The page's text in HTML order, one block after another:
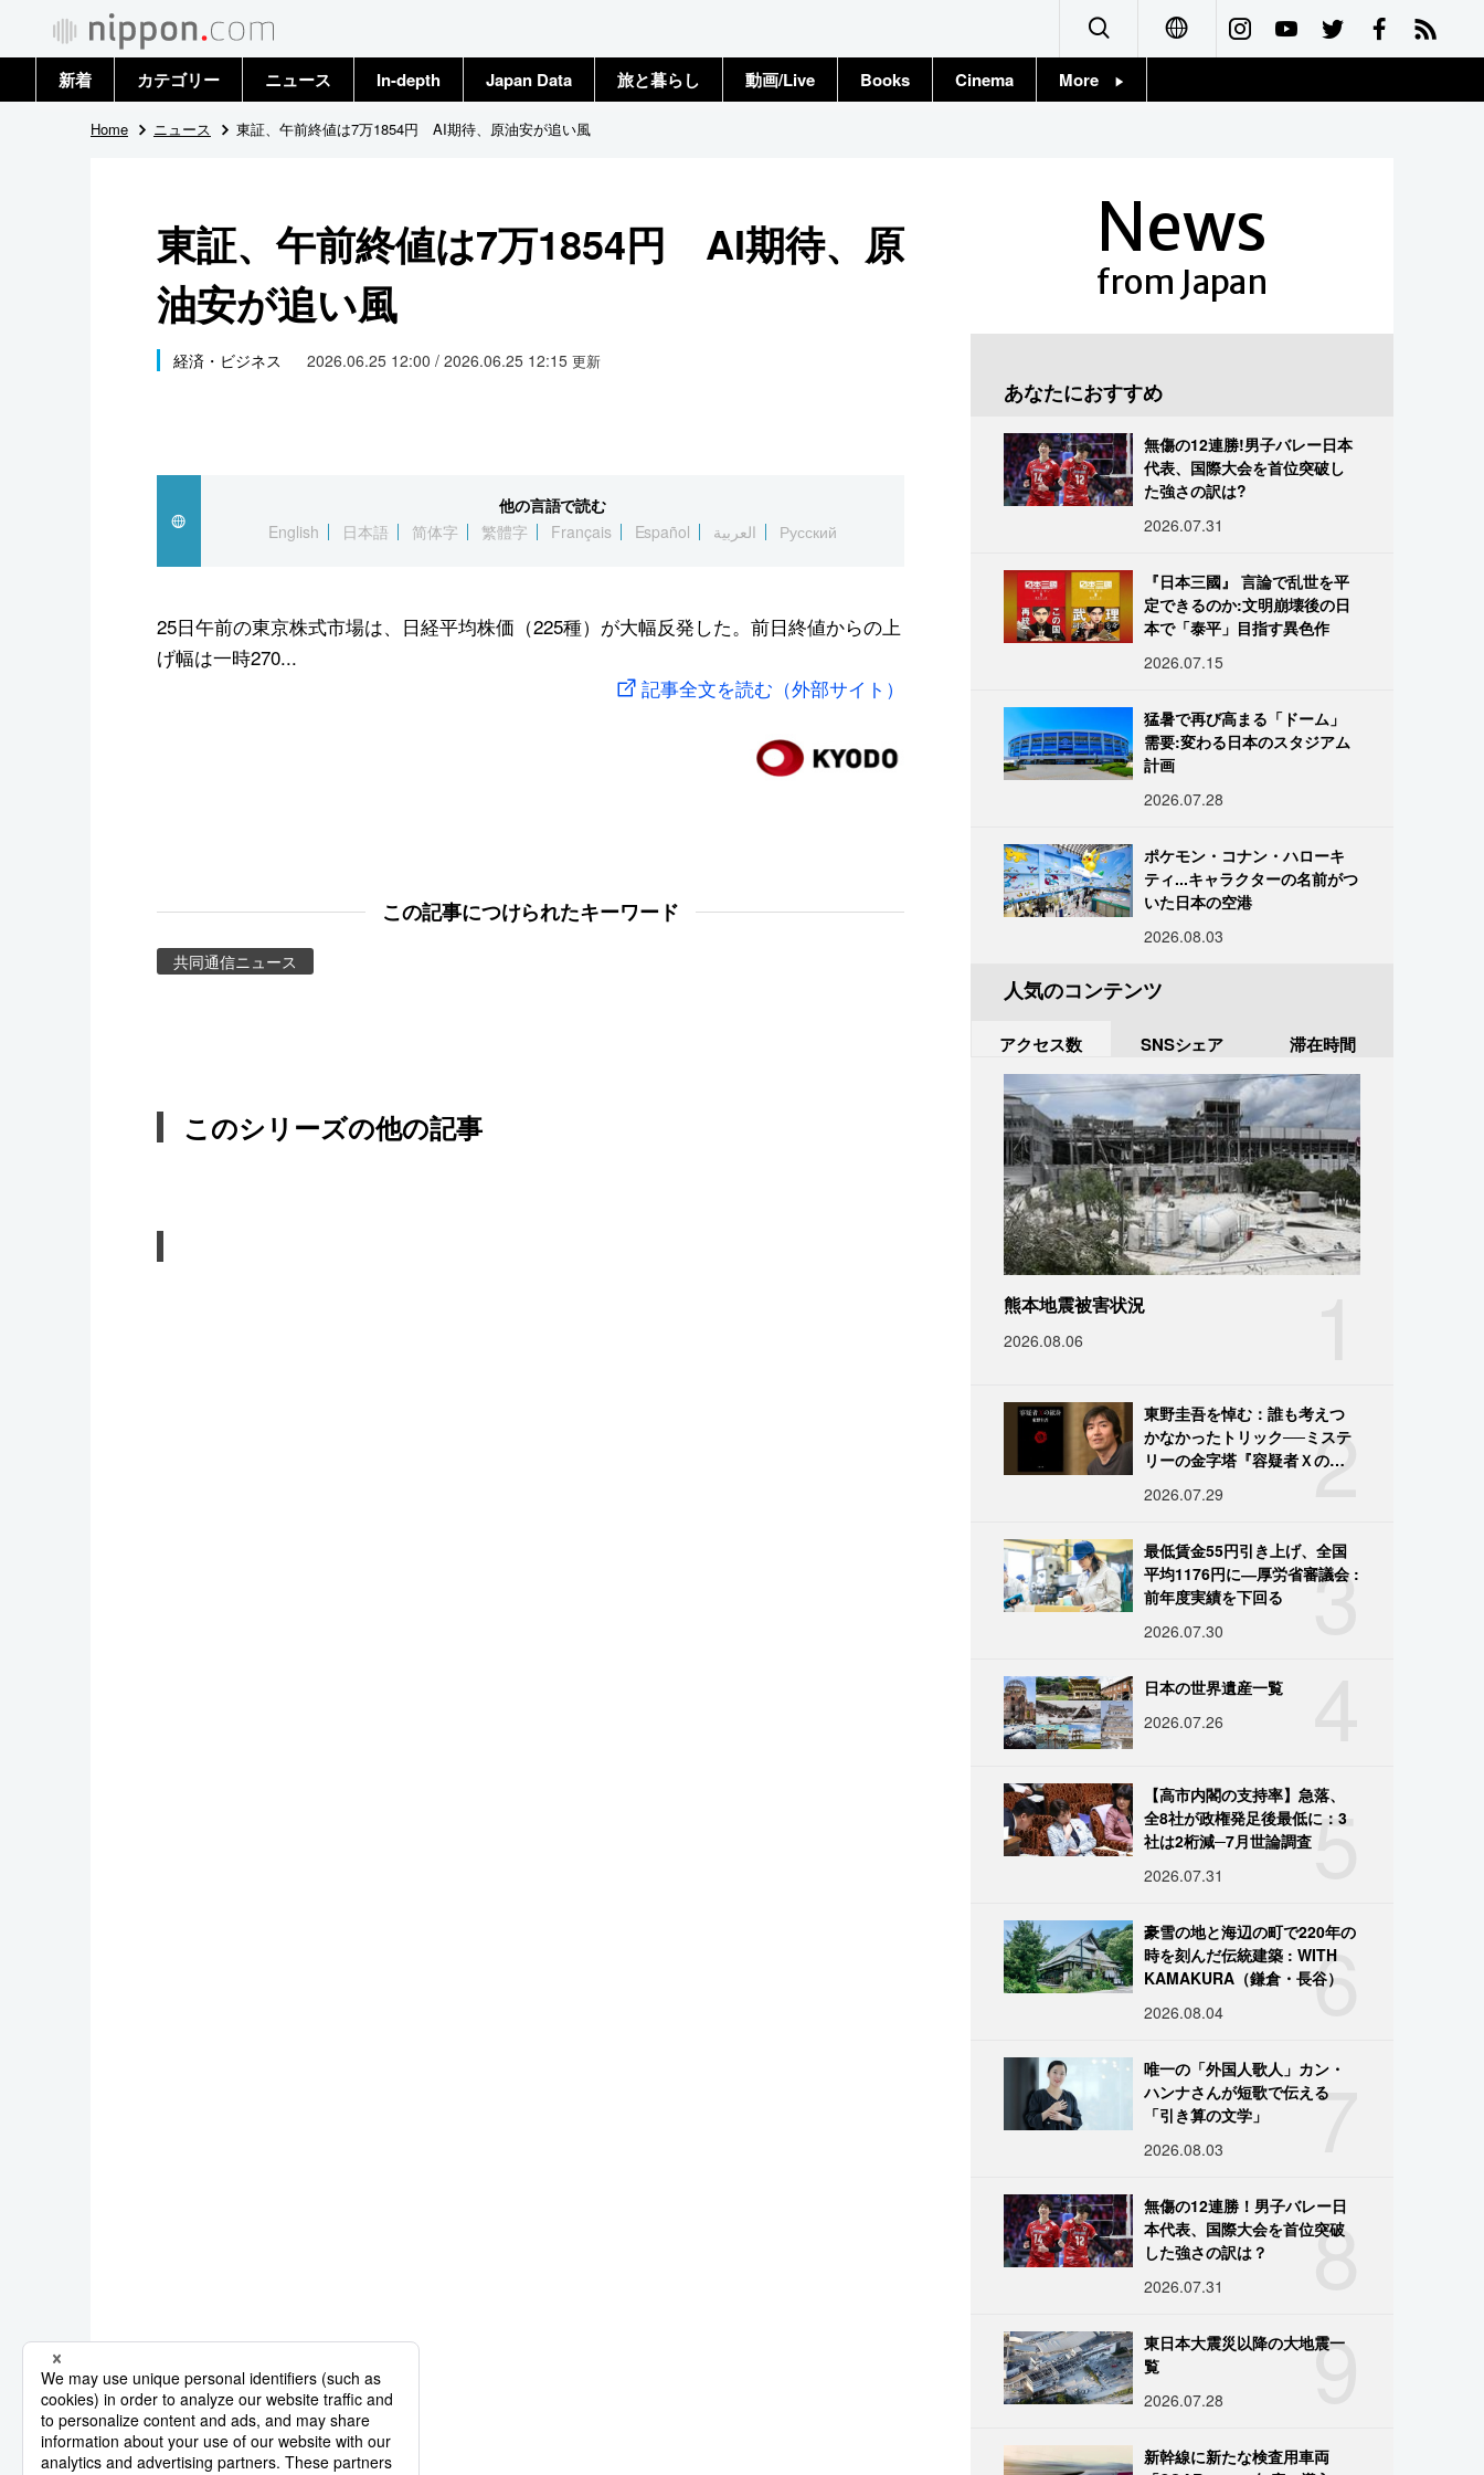
Français
新着 カテゴリー
政治・外交
国際
社会
文化
スポーツ・東京2020
ニュース
トップ
In-depth Japan Data 旅と暮らし 動画/Live Books Cinema More
Home ニュース 東証、午前終値は7万1854円 AI期待、原油安が追い風
東証、午前終値は7万1854円 AI期待、原
油安が追い風
経済・ビジネス 2026.06.25 12:00 / 2026.06.25 12:15 更新
他の言語で読む
English
日本語 简体字 繁體字 Français Español العربية Русский
25日午前の東京株式市場は、日経平均株価（225種）が大幅反発した。前日終値からの上
げ幅は一時270...
記事全文を読む（外部サイト）
この記事につけられたキーワード
共同通信ニュース
このシリーズの他の記事
News
from Japan
あなたにおすすめ
無傷の12連勝!男子バレー日本
代表、国際大会を首位突破し
た強さの訳は?
2026.07.31
『日本三國』 言論で乱世を平
定できるのか:文明崩壊後の日
本で「泰平」目指す異色作
2026.07.15
猛暑で再び高まる「ドーム」
需要:変わる日本のスタジアム
計画
2026.07.28
ポケモン・コナン・ハローキ
ティ...キャラクターの名前がつ
いた日本の空港
2026.08.03
人気のコンテンツ
アクセス数 SNSシェア 滞在時間
熊本地震被害状況
2026.08.06
2
東野圭吾を悼む：誰も考えつ
かなかったトリック──ミステ
リーの金字塔『容疑者Ｘの献
2026.07.29
3
最低賃金55円引き上げ、全国
平均1176円に―厚労省審議会 :
前年度実績を下回る
2026.07.30
日本の世界遺産一覧
2026.07.26
5
【高市内閣の支持率】急落、
全8社が政権発足後最低に：3
社は2桁減─7月世論調査
2026.07.31
6
豪雪の地と海辺の町で220年の
時を刻んだ伝統建築 : WITH
KAMAKURA（鎌倉・長谷）
2026.08.04
7
唯一の「外国人歌人」カン・
ハンナさんが短歌で伝える
「引き算の文学」
2026.08.03
8
無傷の12連勝！男子バレー日
本代表、国際大会を首位突破
した強さの訳は？
2026.07.31
9
東日本大震災以降の大地震一
覧
2026.07.28
新幹線に新たな検査用車両